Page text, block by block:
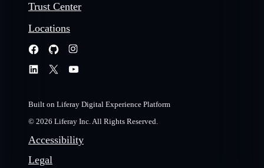
Trust Center
Locations
Built on Liferay Digital Experience Platform
© 2026 Liferay Inc. All Rights Reserved.
Accessibility
Legal